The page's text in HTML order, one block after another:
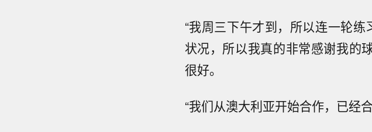
“我周三下午才到，所以连一轮
状况，所以我真的非常感谢我的
很好。
“我们从澳大利亚开始合作，已经